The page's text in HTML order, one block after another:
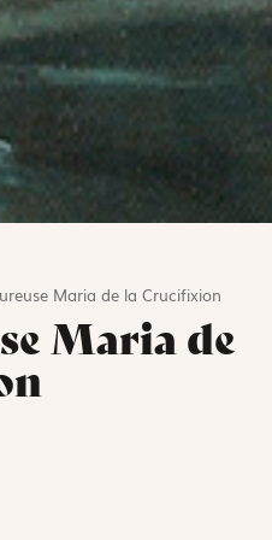
Maria de la Crucifixion
Maria de